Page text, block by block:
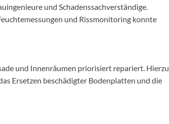
und Schadenssachverständige.
und Rissmonitoring konnte
und Innenräumen priorisiert repariert. Hierzu
Ersetzen beschädigter Bodenplatten und die